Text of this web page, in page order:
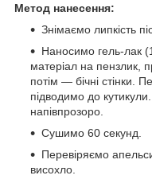
Метод нанесення:
Знімаємо липкість
Наносимо гель-лак
матеріал на пензлик,
потім — бічні стінки.
підводимо до
напівпрозоро.
Сушимо 60 секунд.
Перевіряємо
висохло.